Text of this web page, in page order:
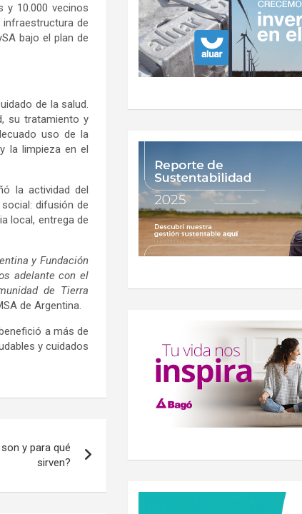
y 10.000 vecinos
de
bajo el plan de
de la salud.
su tratamiento y
uso de la
la limpieza en el
la actividad del
difusión de
local, entrega de
y Fundación
adelante con el
de Tierra
de Argentina.
a más de
y cuidados
y para qué
sirven?